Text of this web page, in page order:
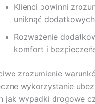
Klienci powinni
uniknąć
Rozważenie
komfort i
zrozumienie
wykorzystanie
jak wypadki drogowe